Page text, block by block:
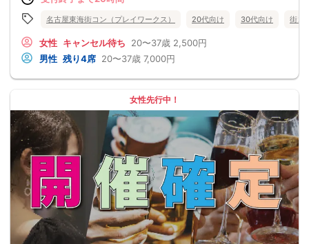
名古屋東海街コン（プレイワークス） 20代向け 30代向け 街コ
女性 キャンセル待ち 20〜37歳 2,500円
男性 残り4席 20〜37歳 7,000円
女性先行中！